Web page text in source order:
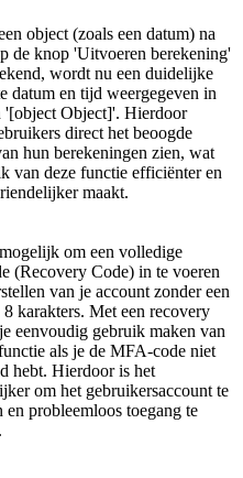
object (zoals een datum) na
de knop 'Uitvoeren berekening'
wordt nu een duidelijke
datum en tijd weergegeven in
'[object Object]'. Hierdoor
direct het beoogde
hun berekeningen zien, wat
van deze functie efficiënter en
maakt.
om een volledige
(Recovery Code) in te voeren
van je account zonder een
karakters. Met een recovery
eenvoudig gebruik maken van
als je de MFA-code niet
hebt. Hierdoor is het
om het gebruikersaccount te
en probleemloos toegang te